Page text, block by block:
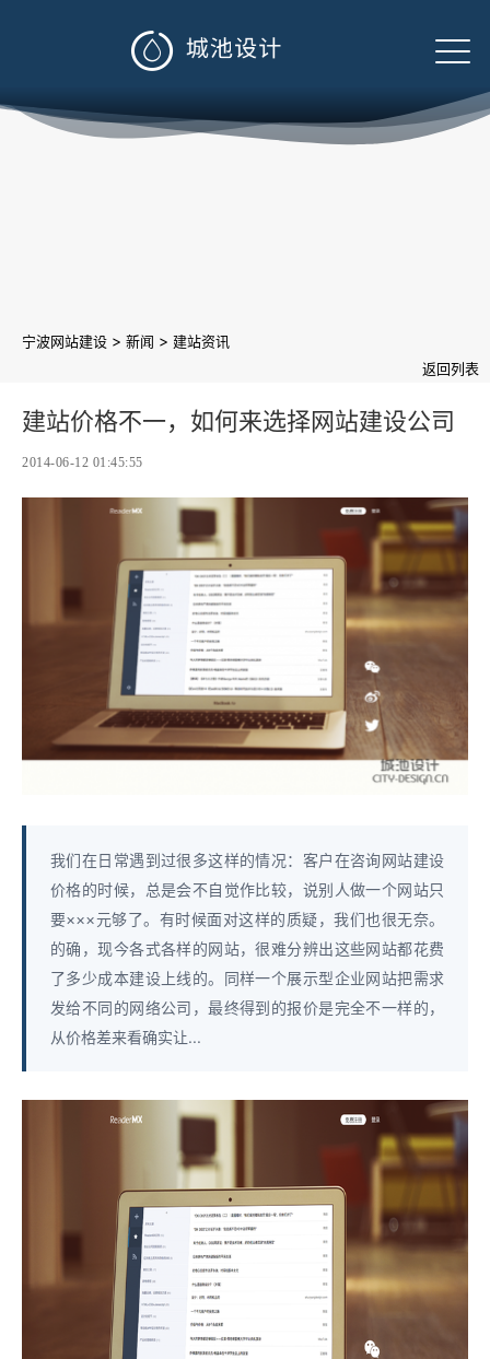

宁波网站建设 > 新闻 > 建站资讯
返回列表
建站价格不一，如何来选择网站建设公司
2014-06-12 01:45:55
我们在日常遇到过很多这样的情况：客户在咨询网站建设
价格的时候，总是会不自觉作比较，说别人做一个网站只
要×××元够了。有时候面对这样的质疑，我们也很无奈。
的确，现今各式各样的网站，很难分辨出这些网站都花费
了多少成本建设上线的。同样一个展示型企业网站把需求
发给不同的网络公司，最终得到的报价是完全不一样的，
从价格差来看确实让...